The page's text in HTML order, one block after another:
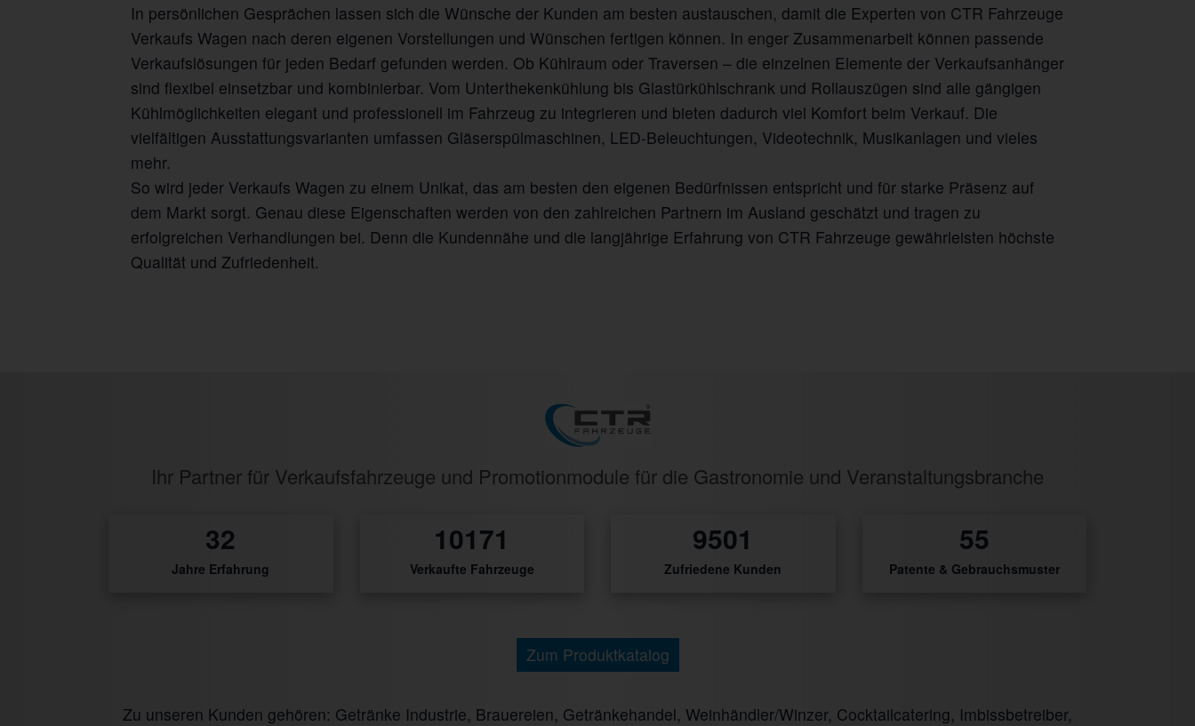
In persönlichen Gesprächen lassen sich die Wünsche der Kunden am besten austauschen, damit die Experten von CTR Fahrzeuge
Verkaufs Wagen nach deren eigenen Vorstellungen und Wünschen fertigen können. In enger Zusammenarbeit können passende
Verkaufslösungen für jeden Bedarf gefunden werden. Ob Kühlraum oder Traversen – die einzelnen Elemente der Verkaufsanhänger
sind flexibel einsetzbar und kombinierbar. Vom Unterthekenkühlung bis Glastürkühlschrank und Rollauszügen sind alle gängigen
Kühlmöglichkeiten elegant und professionell im Fahrzeug zu integrieren und bieten dadurch viel Komfort beim Verkauf. Die
vielfältigen Ausstattungsvarianten umfassen Gläserspülmaschinen, LED-Beleuchtungen, Videotechnik, Musikanlagen und vieles
mehr.
So wird jeder Verkaufs Wagen zu einem Unikat, das am besten den eigenen Bedürfnissen entspricht und für starke Präsenz auf
dem Markt sorgt. Genau diese Eigenschaften werden von den zahlreichen Partnern im Ausland geschätzt und tragen zu
erfolgreichen Verhandlungen bei. Denn die Kundennähe und die langjährige Erfahrung von CTR Fahrzeuge gewährleisten höchste
Qualität und Zufriedenheit.
Ihr Partner für Verkaufsfahrzeuge und Promotionmodule für die Gastronomie und Veranstaltungsbranche
1
Jahre Erfahrung
571
Verkaufte Fahrzeuge
533
Zufriedene Kunden
3
Patente & Gebrauchsmuster
Zum Produktkatalog
Zu unseren Kunden gehören: Getränke Industrie, Brauereien, Getränkehandel, Weinhändler/Winzer, Cocktailcatering, Imbissbetreiber,